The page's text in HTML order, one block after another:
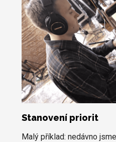
Stanovení priorit
Malý příklad: nedávno